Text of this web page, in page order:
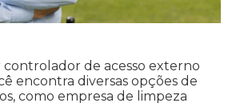
controlador de acesso externo
encontra diversas opções de
como empresa de limpeza